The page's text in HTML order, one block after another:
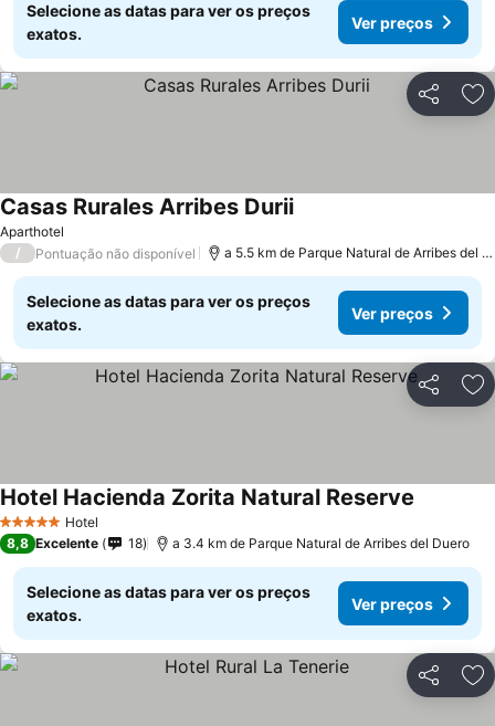
Selecione as datas para ver os preços
exatos.
Ver preços
Partilhar
Aparthotel
Casas Rurales Arribes Durii
/ Pontuação não disponível a 5.5 km de Parque Natural de Arribes del Duero
Selecione as datas para ver os preços
exatos.
Ver preços
Partilhar
5 Estrelas Hotel
Hotel Hacienda Zorita Natural Reserve
8,8 Excelente 18 a 3.4 km de Parque Natural de Arribes del Duero
Selecione as datas para ver os preços
exatos.
Ver preços
Partilhar